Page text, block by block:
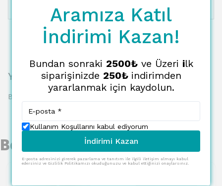
8590.31 TL 715.86 TL
Yorumlar
Bu ürün için henüz yorum yapılmamış.
Benzer Ürünler
Aramıza Katıl
İndirimi Kazan!
Bundan sonraki 2500₺ve Üzeri ilk
siparişinizde 250₺ indirimden
yararlanmak için kaydolun.
Kullanım Koşullarını kabul ediyorum
İndirimi Kazan
E-posta adresinizi girerek pazarlama ve tanıtım ile ilgili iletişim almayı kabul
edersiniz ve Gizlilik Politikamızı okuduğunuzu ve kabul ettiğinizi onaylarsınız.